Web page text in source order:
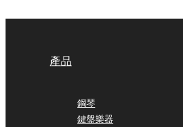
產品
鋼琴
鍵盤樂器